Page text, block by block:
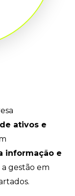
ativos e
informação e
gestão em